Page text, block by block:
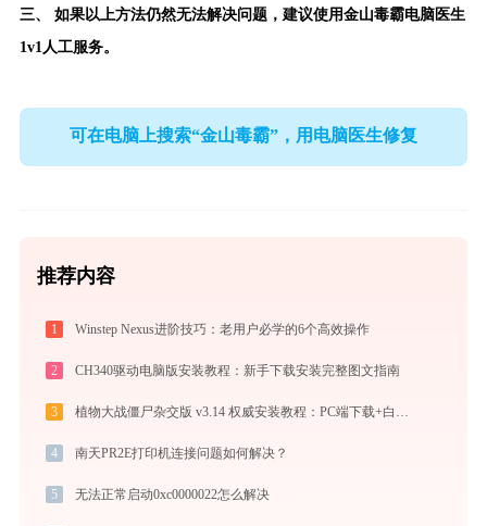
三、 如果以上方法仍然无法解决问题，建议使用金山毒霸电脑医生
1v1人工服务。
可在电脑上搜索“金山毒霸”，用电脑医生修复
推荐内容
1 Winstep Nexus进阶技巧：老用户必学的6个高效操作
2 CH340驱动电脑版安装教程：新手下载安装完整图文指南
3
4 南天PR2E打印机连接问题如何解决？
5 无法正常启动0xc0000022怎么解决